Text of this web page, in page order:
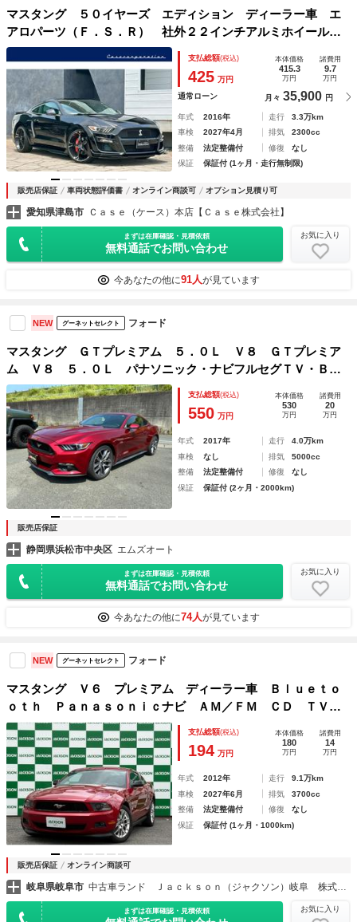
マスタング ５０イヤーズ エディション ディーラー車 エ
アロパーツ（Ｆ．Ｓ．Ｒ） 社外２２インチアルミホイール
社外マフラー 黒革シート シートヒーター ベンチレーショ
ン バックカメラ パワーシート クルーズコントロール Ｅ
ＴＣ
支払総額(税込)
425 万円
本体価格
415.3
万円
諸費用
9.7
万円
通常ローン 月々 35,900 円
年式 2016年 走行
3.3万km
車検
2027年4月 排気
2300cc
整備
法定整備付 修復
なし
保証
保証付 (1ヶ月・走行無制限)
販売店保証 車両状態評価書 オンライン商談可 オプション見積り可
愛知県津島市 Ｃａｓｅ（ケース）本店【Ｃａｓｅ株式会社】
まずは在庫確認・見積依頼
無料通話でお問い合わせ
お気に入り
今あなたの他に91人が見ています
NEW グーネットセレクト フォード
マスタング ＧＴプレミアム ５．０Ｌ Ｖ８ ＧＴプレミア
ム Ｖ８ ５．０Ｌ パナソニック・ナビフルセグＴＶ・Ｂｌ
ｕｅｔｐｐｔｈ・バックカメラ・ＥＴＣ ＡｕｔｏＣｈｅｃｋ
確認済
支払総額(税込)
550 万円
本体価格
530
万円
諸費用
20
万円
年式 2017年 走行
4.0万km
車検
なし 排気
5000cc
整備
法定整備付 修復
なし
保証
保証付 (2ヶ月・2000km)
販売店保証
静岡県浜松市中央区 エムズオート
まずは在庫確認・見積依頼
無料通話でお問い合わせ
お気に入り
今あなたの他に74人が見ています
NEW グーネットセレクト フォード
マスタング Ｖ６ プレミアム ディーラー車 Ｂｌｕｅｔｏ
ｏｔｈ Ｐａｎａｓｏｎｉｃナビ ＡＭ／ＦＭ ＣＤ ＴＶ
レザーシート 純正ＡＷ ディーラー記録簿付 ユーザー買取
車
支払総額(税込)
194 万円
本体価格
180
万円
諸費用
14
万円
年式 2012年 走行
9.1万km
車検
2027年6月 排気
3700cc
整備
法定整備付 修復
なし
保証
保証付 (1ヶ月・1000km)
販売店保証 オンライン商談可
岐阜県岐阜市
まずは在庫確認・見積依頼 お気に入り